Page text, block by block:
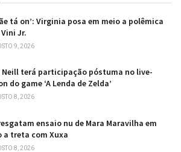
tá on’: Virginia posa em meio a polêmica
Jr.
9, 2026
Neill terá participação póstuma no live-
do game ‘A Lenda de Zelda’
8, 2026
ensaio nu de Mara Maravilha em
a treta com Xuxa
8, 2026